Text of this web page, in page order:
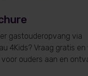
gastouderopvang via
4Kids? Vraag gratis en
voor ouders aan en